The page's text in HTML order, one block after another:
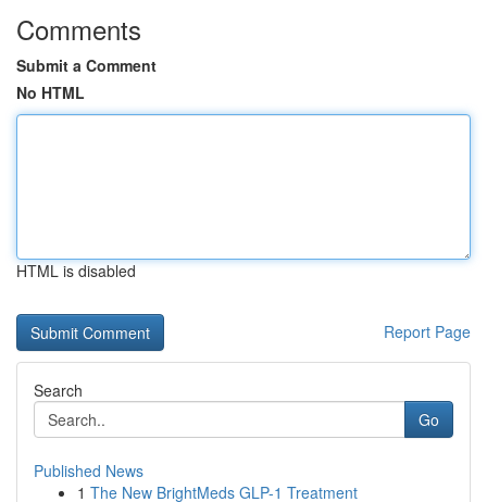
Comments
Submit a Comment
No HTML
HTML is disabled
Report Page
Search
Go
Published News
1 The New BrightMeds GLP-1 Treatment